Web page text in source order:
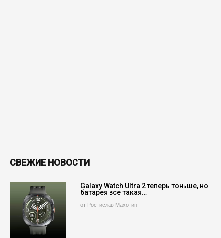
СВЕЖИЕ НОВОСТИ
Galaxy Watch Ultra 2 теперь тоньше, но
батарея все такая…
от Ростислав Махотин